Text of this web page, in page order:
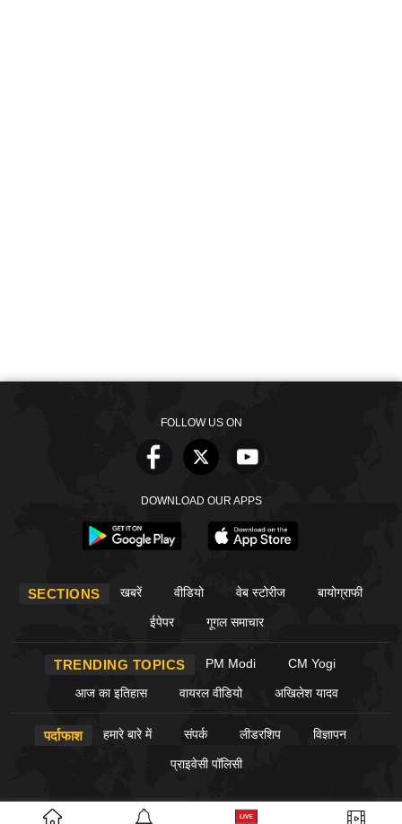
FOLLOW US ON
DOWNLOAD OUR APPS
SECTIONS खबरें वीडियो वेब स्टोरीज बायोग्राफी
ईपेपर गूगल समाचार
TRENDING TOPICS PM Modi CM Yogi
आज का इतिहास वायरल वीडियो अखिलेश यादव
पर्दाफाश हमारे बारे में संपर्क लीडरशिप विज्ञापन
प्राइवेसी पॉलिसी